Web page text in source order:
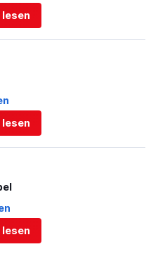
lesen
lesen
lesen